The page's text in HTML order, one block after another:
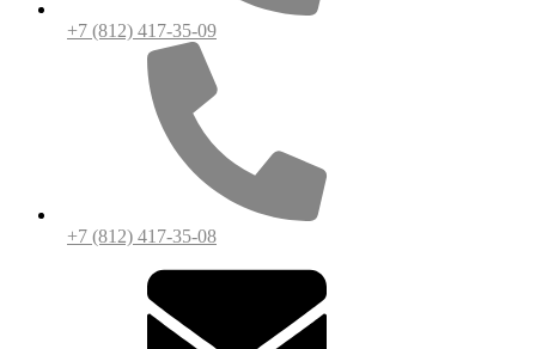
+7 (812) 417-35-09
+7 (812) 417-35-08